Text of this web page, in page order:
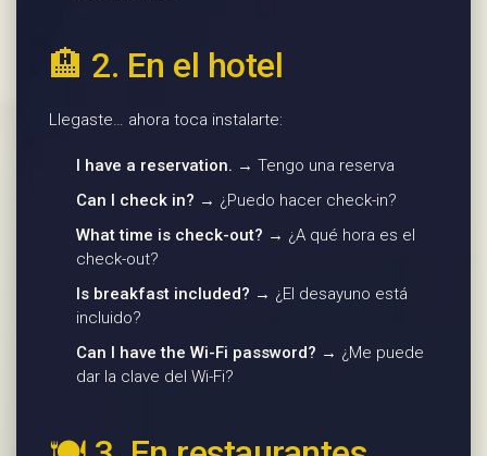
🏨 2. En el hotel
Llegaste… ahora toca instalarte:
I have a reservation. → Tengo una reserva
Can I check in? → ¿Puedo hacer check-in?
What time is check-out? → ¿A qué hora es el
check-out?
Is breakfast included? → ¿El desayuno está
incluido?
Can I have the Wi-Fi password? → ¿Me puede
dar la clave del Wi-Fi?